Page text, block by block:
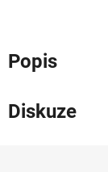
Popis
Diskuze